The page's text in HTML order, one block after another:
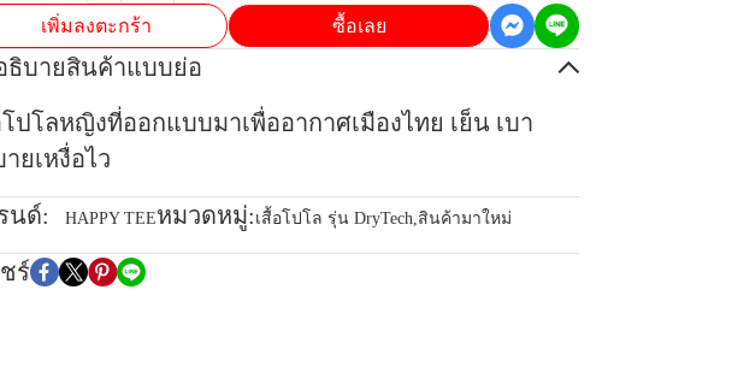
เพิ่มลงตะกร้า ซื้อเลย
ธิบายสินค้าแบบย่อ
โปโลหญิงที่ออกแบบมาเพื่ออากาศเมืองไทย เย็น เบา
ายเหงื่อไว
นด์: HAPPY TEEหมวดหมู่: เสื้อโปโล รุ่น DryTech,สินค้ามาใหม่
ร์